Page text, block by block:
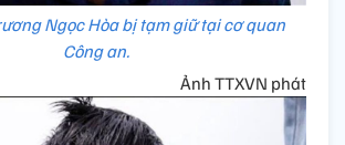
Ngọc Hòa bị tạm giữ tại cơ quan
Công an.
Ảnh TTXVN phát